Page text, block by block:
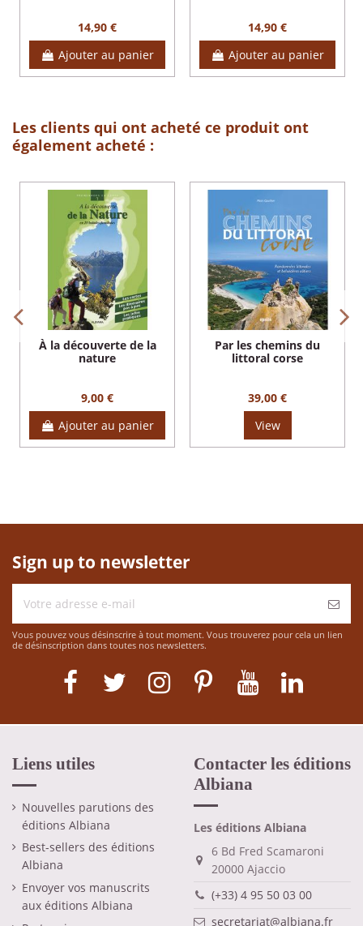
14,90 €
Ajouter au panier
14,90 €
Ajouter au panier
Les clients qui ont acheté ce produit ont
également acheté :
À la découverte de la
nature
9,00 €
Ajouter au panier
Par les chemins du
littoral corse
39,00 €
View
Sign up to newsletter
Vous pouvez vous désinscrire à tout moment. Vous trouverez pour cela un lien
de désinscription dans toutes nos newsletters.
Liens utiles
Nouvelles parutions des
éditions Albiana
Best-sellers des éditions
Albiana
Envoyer vos manuscrits
aux éditions Albiana
Contacter les éditions
Albiana
Les éditions Albiana
6 Bd Fred Scamaroni
20000 Ajaccio
(+33) 4 95 50 03 00
secretariat@albiana.fr